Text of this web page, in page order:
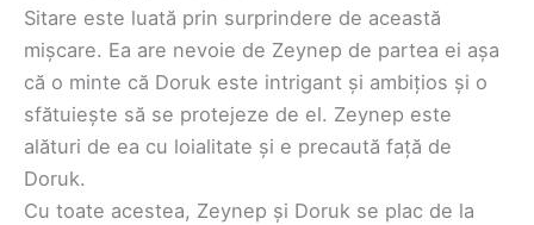
Sitare este luată prin surprindere de această
mișcare. Ea are nevoie de Zeynep de partea ei așa
că o minte că Doruk este intrigant și ambițios și o
sfătuiește să se protejeze de el. Zeynep este
alături de ea cu loialitate și e precaută față de
Doruk.
Cu toate acestea, Zeynep și Doruk se plac de la